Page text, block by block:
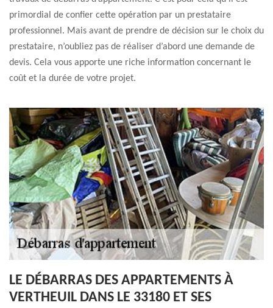
primordial de confier cette opération par un prestataire
professionnel. Mais avant de prendre de décision sur le choix du
prestataire, n’oubliez pas de réaliser d’abord une demande de
devis. Cela vous apporte une riche information concernant le
coût et la durée de votre projet.
LE DÉBARRAS DES APPARTEMENTS À
VERTHEUIL DANS LE 33180 ET SES